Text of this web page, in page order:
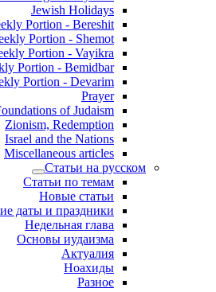
Jewish Holidays
Portion - Bereshit
Portion - Shemot
Portion - Vayikra
Portion - Bemidbar
Portion - Devarim
Prayer
of Judaism
Zionism, Redemption
Israel and the Nations
Miscellaneous articles
Статьи на русском
Статьи по темам
Новые статьи
даты и праздники
Недельная глава
Основы иудаизма
Актуалия
Ноахиды
Разное